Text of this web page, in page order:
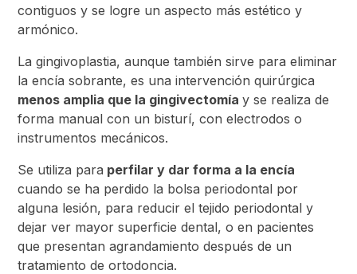
contiguos y se logre un aspecto más estético y
armónico.
La gingivoplastia, aunque también sirve para eliminar
la encía sobrante, es una intervención quirúrgica
menos amplia que la gingivectomíay se realiza de
forma manual con un bisturí, con electrodos o
instrumentos mecánicos.
Se utiliza para perfilar y dar forma a la encía
cuando se ha perdido la bolsa periodontal por
alguna lesión, para reducir el tejido periodontal y
dejar ver mayor superficie dental, o en pacientes
que presentan agrandamiento después de un
tratamiento de ortodoncia.